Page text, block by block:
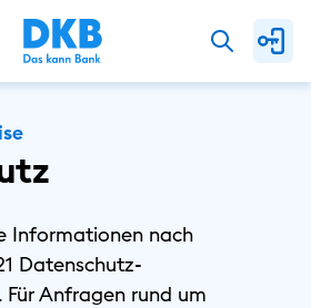
Informationen nach
Datenschutz-
Anfragen rund um